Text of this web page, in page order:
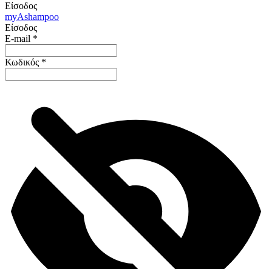
Είσοδος
myAshampoo
Είσοδος
E-mail *
Κωδικός *